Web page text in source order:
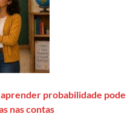
probabilidade pode
nas contas